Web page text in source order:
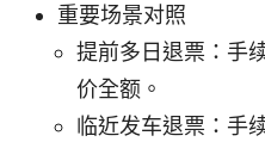
重要场景对照
提前多日退票：手
价全额。
临近发车退票：手